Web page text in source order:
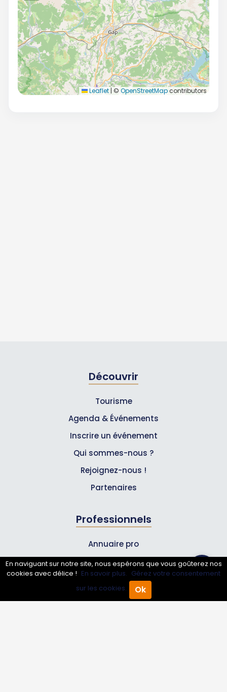
Annuaire Pro Agenda
Leaflet | © OpenStreetMapcontributors
Découvrir
Tourisme
Agenda & Événements
Inscrire un événement
Qui sommes-nous ?
Rejoignez-nous !
Partenaires
Professionnels
Annuaire pro
Inscrire mon entreprise
Les Abonnements Pros
En naviguant sur notre site, nous espérons que vous goûterez nos
cookies avec délice ! En savoir plus. Gérez votre consentement
sur les cookies.
Ok